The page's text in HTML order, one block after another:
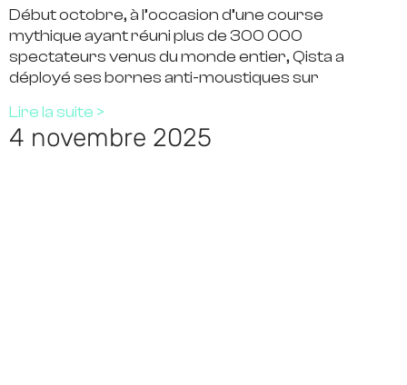
Début octobre, à l’occasion d’une course
mythique ayant réuni plus de 300 000
spectateurs venus du monde entier, Qista a
déployé ses bornes anti-moustiques sur
Lire la suite >
4 novembre 2025